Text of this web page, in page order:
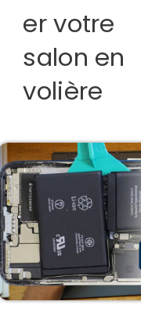
er votre
salon en
volière